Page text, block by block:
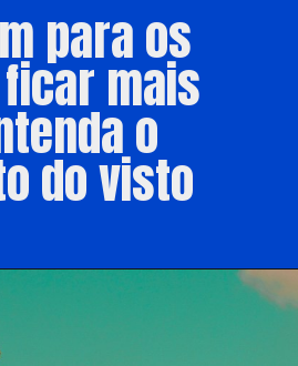
para os
ficar mais
o
do visto